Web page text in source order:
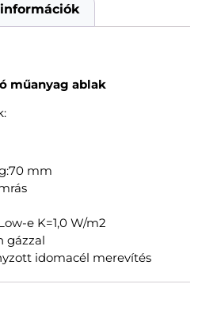
műanyag ablak
mm
e K=1,0 W/m2
gázzal
idomacél merevítés